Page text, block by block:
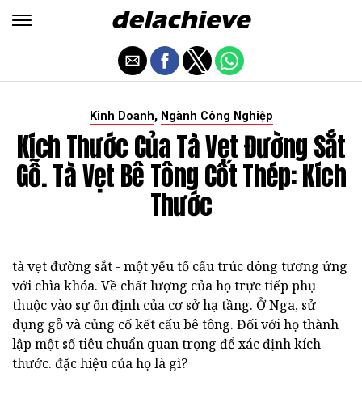
Kinh Doanh, Ngành Công Nghiệp
Kích Thước Của Tà Vẹt Đường Sắt
Gỗ. Tà Vẹt Bê Tông Cốt Thép: Kích
Thước
tà vẹt đường sắt - một yếu tố cấu trúc dòng tương ứng
với chìa khóa. Về chất lượng của họ trực tiếp phụ
thuộc vào sự ổn định của cơ sở hạ tầng. Ở Nga, sử
dụng gỗ và củng cố kết cấu bê tông. Đối với họ thành
lập một số tiêu chuẩn quan trọng để xác định kích
thước. đặc hiệu của họ là gì?